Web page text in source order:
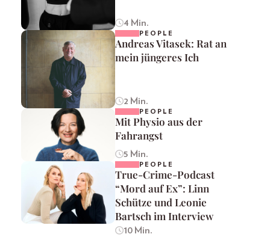
4 Min.
PEOPLE
Andreas Vitasek: Rat an
mein jüngeres Ich
2 Min.
PEOPLE
Mit Physio aus der
Fahrangst
5 Min.
PEOPLE
True-Crime-Podcast
“Mord auf Ex”: Linn
Schütze und Leonie
Bartsch im Interview
10 Min.